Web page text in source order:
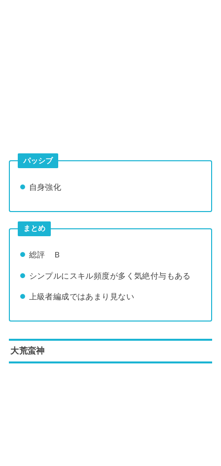
パッシブ
自身強化
まとめ
総評 Ｂ
シンプルにスキル頻度が多く気絶付与もある
上級者編成ではあまり見ない
大荒蛮神